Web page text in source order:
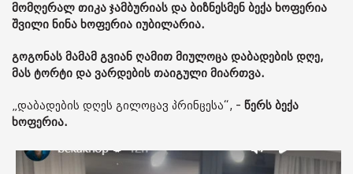
მომღერალ თიკა ჯამბურიას და ბიზნესმენ ბექა ხოფერია
შვილი ნინა ხოფერია იუბილარია.
გოგონას მამამ გვიან ღამით მიულოცა დაბადების დღე,
მას ტორტი და ვარდების თაიგული მიართვა.
„დაბადების დღეს გილოცავ პრინცესა“, - წერს ბექა
ხოფერია.